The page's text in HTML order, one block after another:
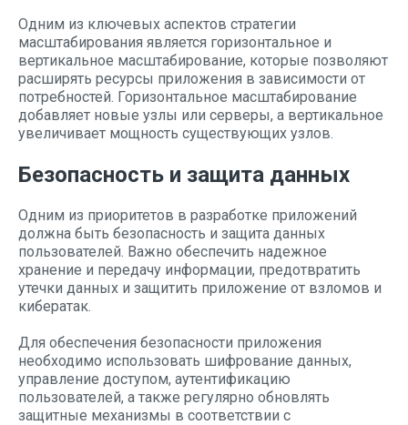
Одним из ключевых аспектов стратегии
масштабирования является горизонтальное и
вертикальное масштабирование, которые позволяют
расширять ресурсы приложения в зависимости от
потребностей. Горизонтальное масштабирование
добавляет новые узлы или серверы, а вертикальное
увеличивает мощность существующих узлов.
Безопасность и защита данных
Одним из приоритетов в разработке приложений
должна быть безопасность и защита данных
пользователей. Важно обеспечить надежное
хранение и передачу информации, предотвратить
утечки данных и защитить приложение от взломов и
кибератак.
Для обеспечения безопасности приложения
необходимо использовать шифрование данных,
управление доступом, аутентификацию
пользователей, а также регулярно обновлять
защитные механизмы в соответствии с